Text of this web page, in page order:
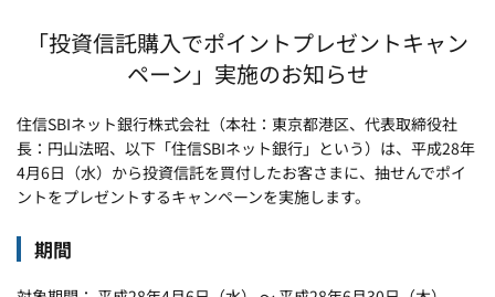
「投資信託購入でポイントプレゼントキャン
ペーン」実施のお知らせ
住信SBIネット銀行株式会社（本社：東京都港区、代表取締役社
長：円山法昭、以下「住信SBIネット銀行」という）は、平成28年
4月6日（水）から投資信託を買付したお客さまに、抽せんでポイ
ントをプレゼントするキャンペーンを実施します。
期間